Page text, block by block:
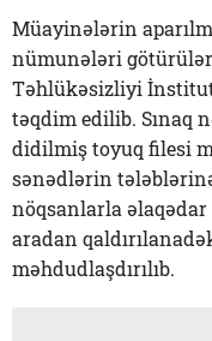
Müayinələrin
nümunələri
Təhlükəsizliyi
təqdim edilib. Sınaq
didilmiş toyuq filesi
sənədlərin
nöqsanlarla
aradan
məhdudlaşdırılıb.